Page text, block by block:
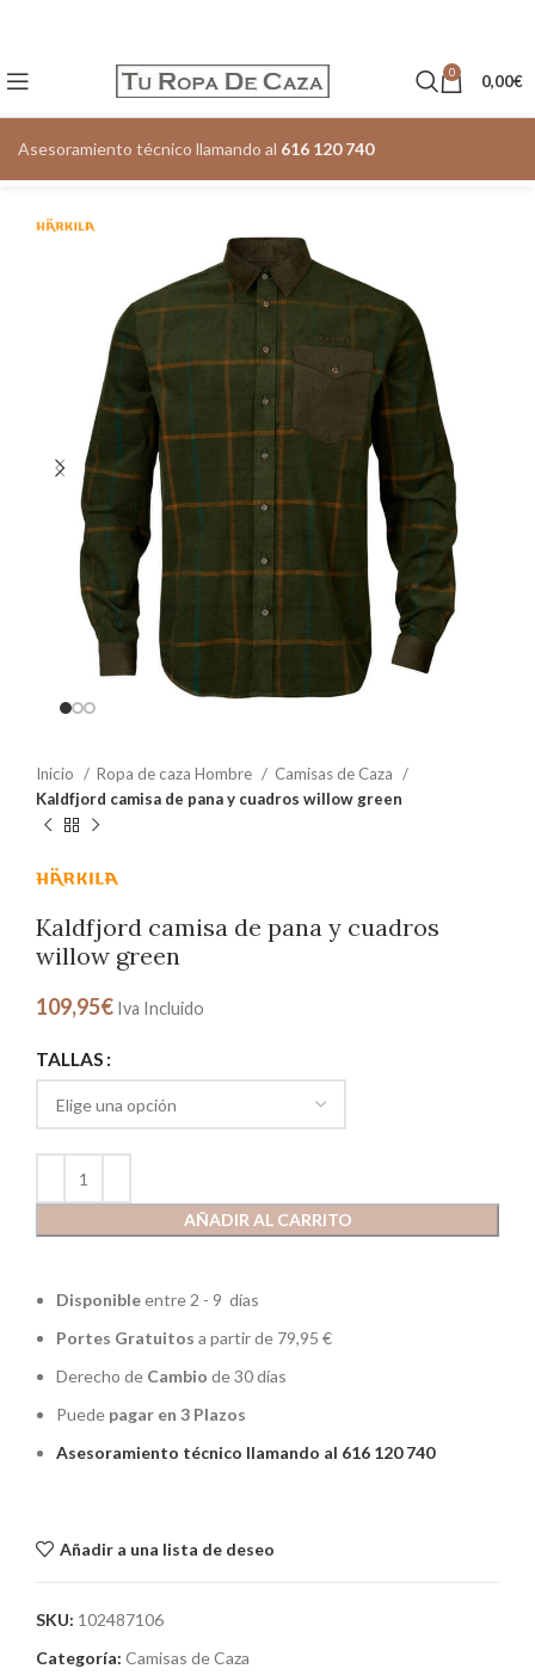
0 0,00€
Asesoramiento técnico llamando al 616 120 740
Inicio Ropa de caza Hombre
Camisas de Caza
Kaldfjord camisa de pana y cuadros willow green
Kaldfjord camisa de pana y cuadros
willow green
109,95€ Iva Incluido
TALLAS
AÑADIR AL CARRITO
Disponibleentre 2 - 9 días
Portes Gratuitos a partir de 79,95 €
Derecho de Cambio de 30 días
Puede pagar en 3 Plazos
Asesoramiento técnico llamando al 616 120 740
Añadir a una lista de deseo
SKU: 102487106
Categoría: Camisas de Caza